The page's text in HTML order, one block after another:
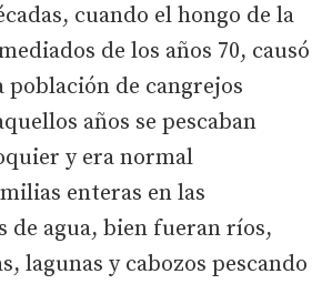
cuando el hongo de la
de los años 70, causó
población de cangrejos
años se pescaban
y era normal
enteras en las
de agua, bien fueran ríos,
lagunas y cabozos pescando